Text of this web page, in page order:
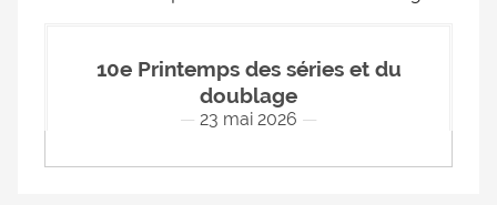
10e Printemps des séries et du
doublage
23 mai 2026